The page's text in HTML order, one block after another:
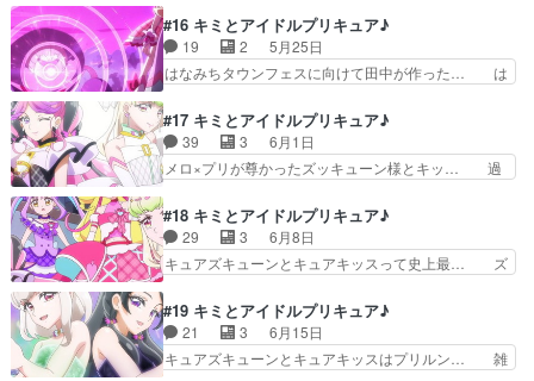
お父さんの話直接的な説明な… 〜こころからのメ
ッセージ〜(制作:東映ア… ・わんだふるぷりきゅ
あ！を本日は視聴しま…
たまメロメロ大作戦メロ〜！を見ている… 今日見
たアニメ（5/21）・Summer… 一緒にメロロンに
めろめろになっちゃお待機… プリルンがうたと親
密な関係にあることに嫉… とてもおもしろかった
躍に元気をもらった… カッティーさんのもうダメ
だ具合とメロロン… メロロンの重さよ……。ガリ
ュードみたいな…
#16 キミとアイドルプリキュア♪
19 2
5月25日
はなみちタウンフェスに向けて田中が作った… は
ED直前、メロロンがハートキラリロッ… プリル
ンの可愛さと健気さがあふれる回でし… ・プリル
ンの違法アップロード、ここまで頻… キラキラン
ドに戻るプリ！プリルンもアイド… そして早くも
BELIEVER。ついにアイドルプリ… じゃあ違法ア
ップロードしても大してお咎め… CM以来に仕事
のオファー来た（1クールに…
#17 キミとアイドルプリキュア♪
39 3
6月1日
メロ×プリが尊かったズッキューン様とキッ… 過
キランドへレッツゴー！今回めっちゃ泣… なんて
せつないお話なんだ。メロロンの涙で… プリルン
も良かったけど、やっぱメロロンの… うたたちの
力になりたいと思ったプリルンは… プリメロの自
ラネプである→いいえカレー… 缶ビール500mlを
片手にもちズキューン… カッティーさんの浄化役
がズキュキスでその…
#18 キミとアイドルプリキュア♪
29 3
6月8日
キュアズキューンとキュアキッスって史上最… ズ
アズッキューンに夢中になり頭から離れ… 完全に
ズキューンに惚れてしまったうたちゃ… 研究会の
絡みでみことちゃんとこころちゃん… ズキュキス
が話の中心だけどズキューンされ… 徐々に明らか
#19 キミとアイドルプリキュア♪
21 3
6月15日
キュアズキューンとキュアキッスはプリルン… 雑